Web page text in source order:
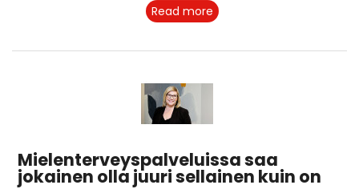
Read more
Mielenterveys­palveluissa saa
jokainen olla juuri sellainen kuin on